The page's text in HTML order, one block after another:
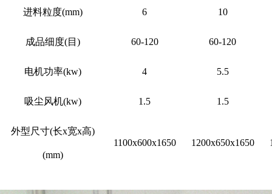
进料粒度(mm) 6 10
成品细度(目) 60-120 60-120
电机功率(kw) 4 5.5
吸尘风机(kw) 1.5 1.5
外型尺寸(长x宽x高)
(mm)
1100x600x1650 1200x650x1650